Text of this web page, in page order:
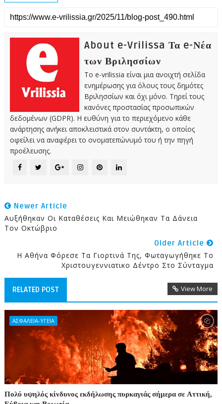
About e-Vrilissa Τα e-Νέα
των Βριλησσίων
Το e-vrilissia είναι μια ανοιχτή σελίδα
ενημέρωσης για όλους τους δημότες
Βριλησσίων και όχι μόνο. Τηρεί τους
κανόνες προστασίας προσωπικών
δεδομένων (GDPR). Η ευθύνη για το περιεχόμενο κάθε
ανάρτησης ανήκει αποκλειστικά στον συντάκτη, ο οποίος
οφείλει να αναφέρει το ονοματεπώνυμό του ή την πηγή
προέλευσης.
Newer Article
Αυξήθηκαν Οι Καταθέσεις Και Μειώθηκαν Τα Δάνεια
Τον Οκτώβριο
Older Article
Η Αθήνα Φόρεσε Τα Γιορτινά Της, Φωταγωγήθηκε Το
Χριστουγεννιατικο Δέντρο Στο Σύνταγμα
RELATED POST View More
ΑΣΦΑΛΕΙΑ-ΥΓΕΙΑ
Πολύ υψηλός κίνδυνος εκδήλωσης πυρκαγιάς σήμερα σε Αττική,